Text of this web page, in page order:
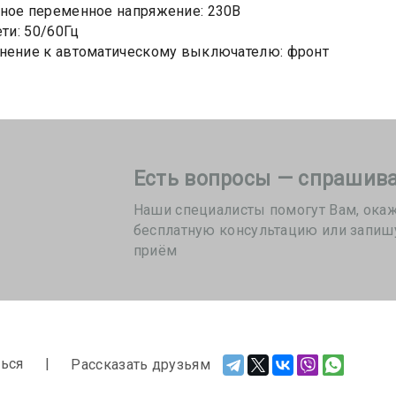
переменное напряжение: 230В
50/60Гц
к автоматическому выключателю: фронт
Есть вопросы —
Наши специалисты помогут Вам,
бесплатную консультацию или
приём
Рассказать друзьям